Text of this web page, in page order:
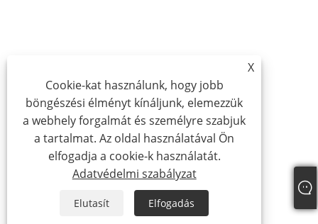
X
Cookie-kat használunk, hogy jobb
böngészési élményt kínáljunk, elemezzük
a webhely forgalmát és személyre szabjuk
a tartalmat. Az oldal használatával Ön
elfogadja a cookie-k használatát.
Adatvédelmi szabályzat
Elutasít Elfogadás